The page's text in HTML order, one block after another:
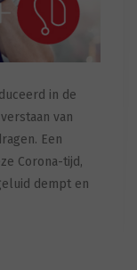
in de
van
Een
Corona-tijd,
dempt en